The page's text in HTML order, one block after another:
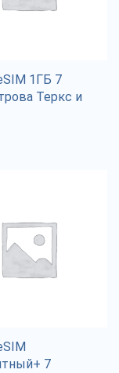
1ГБ 7
Теркс и
7